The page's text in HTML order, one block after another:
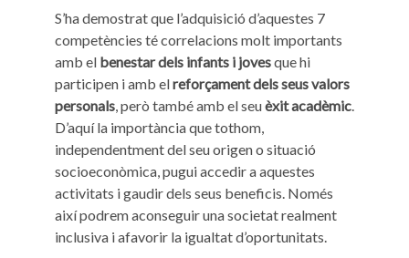
S’ha demostrat que l’adquisició d’aquestes 7
competències té correlacions molt importants
amb el benestar dels infants i jovesque hi
participen i amb elreforçament dels seus valors
personals, però també amb el seuèxit acadèmic.
D’aquí la importància que tothom,
independentment del seu origen o situació
socioeconòmica, pugui accedir a aquestes
activitats i gaudir dels seus beneficis. Només
així podrem aconseguir una societat realment
inclusiva i afavorir la igualtat d’oportunitats.